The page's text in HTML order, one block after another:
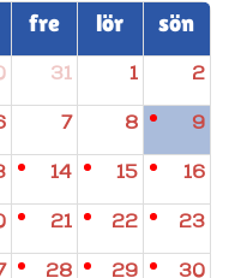
fre lör sön
31 1 2
7 8 9
14 15 16
21 22 23
28 29 30